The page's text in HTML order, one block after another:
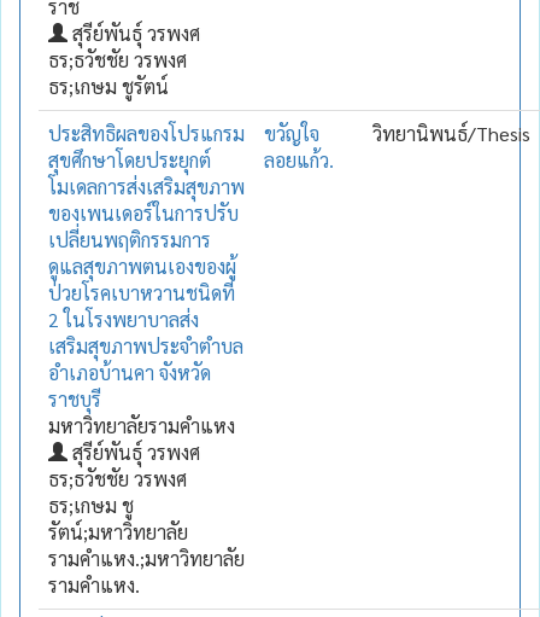
ราช
สุรีย์พันธุ์ วรพงศ
ธร;ธวัชชัย วรพงศ
ธร;เกษม ชูรัตน์
ประสิทธิผลของโปรแกรม
สุขศึกษาโดยประยุกต์
โมเดลการส่งเสริมสุขภาพ
ของเพนเดอร์ในการปรับ
เปลี่ยนพฤติกรรมการ
ดูแลสุขภาพตนเองของผู้
ป่วยโรคเบาหวานชนิดที่
2 ในโรงพยาบาลส่ง
เสริมสุขภาพประจำตำบล
อำเภอบ้านคา จังหวัด
ราชบุรี
มหาวิทยาลัยรามคำแหง
สุรีย์พันธุ์ วรพงศ
ธร;ธวัชชัย วรพงศ
ธร;เกษม ชู
รัตน์;มหาวิทยาลัย
รามคำแหง.;มหาวิทยาลัย
รามคำแหง.
ขวัญใจ
ลอยแก้ว.
วิทยานิพนธ์/Thesis